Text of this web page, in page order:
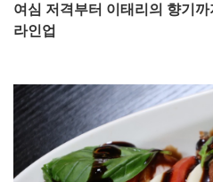
여심 저격부터 이태리의 향기
라인업